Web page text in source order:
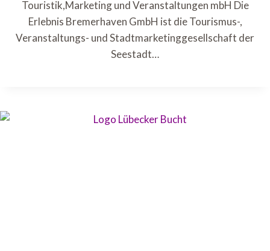
Touristik,Marketing und Veranstaltungen mbH Die
Erlebnis Bremerhaven GmbH ist die Tourismus-,
Veranstaltungs- und Stadtmarketinggesellschaft der
Seestadt…